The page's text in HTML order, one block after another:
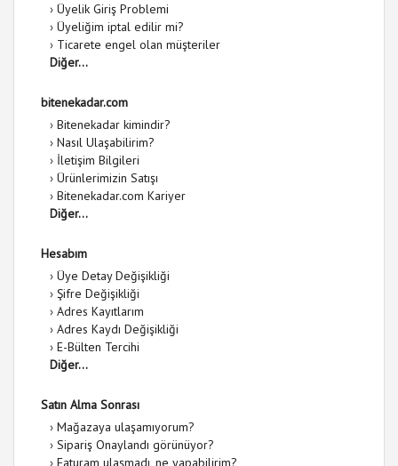
› Üyelik Giriş Problemi
› Üyeliğim iptal edilir mi?
› Ticarete engel olan müşteriler
Diğer...
bitenekadar.com
› Bitenekadar kimindir?
› Nasıl Ulaşabilirim?
› İletişim Bilgileri
› Ürünlerimizin Satışı
› Bitenekadar.com Kariyer
Diğer...
Hesabım
› Üye Detay Değişikliği
› Şifre Değişikliği
› Adres Kayıtlarım
› Adres Kaydı Değişikliği
› E-Bülten Tercihi
Diğer...
Satın Alma Sonrası
› Mağazaya ulaşamıyorum?
› Sipariş Onaylandı görünüyor?
› Faturam ulaşmadı, ne yapabilirim?